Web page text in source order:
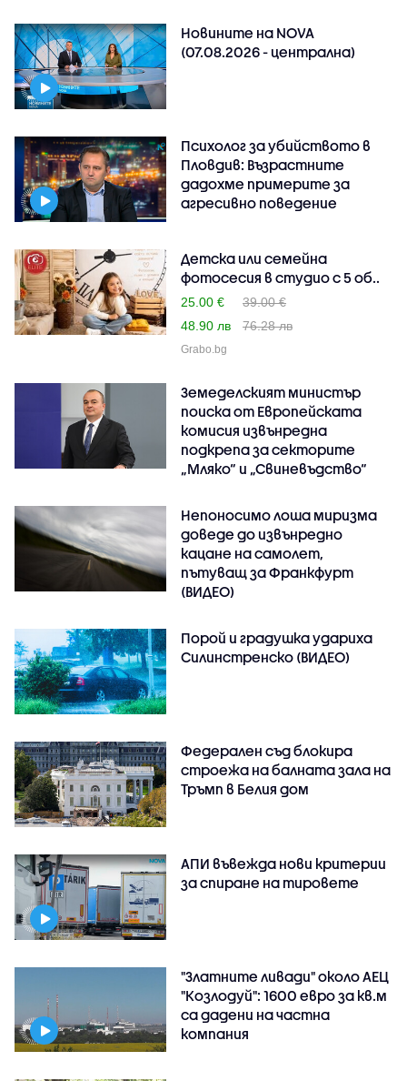
Новините на NOVA
(07.08.2026 - централна)
Психолог за убийството в
Пловдив: Възрастните
дадохме примерите за
агресивно поведение
Детска или семейна
фотосесия в студио с 5 об..
25.00 €
39.00 €
48.90 лв
76.28 лв
Grabo.bg
Земеделският министър
поиска от Европейската
комисия извънредна
подкрепа за секторите
„Мляко“ и „Свиневъдство“
Непоносимо лоша миризма
доведе до извънредно
кацане на самолет,
пътуващ за Франкфурт
(ВИДЕО)
Порой и градушка удариха
Силинстренско (ВИДЕО)
Федерален съд блокира
строежа на балната зала на
Тръмп в Белия дом
АПИ въвежда нови критерии
за спиране на тировете
"Златните ливади" около АЕЦ
"Козлодуй": 1600 евро за кв.м
са дадени на частна
компания